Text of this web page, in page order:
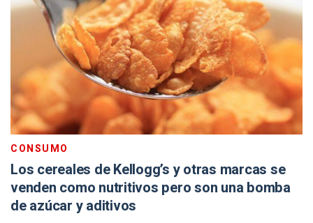
CONSUMO
Los cereales de Kellogg’s y otras marcas se
venden como nutritivos pero son una bomba
de azúcar y aditivos